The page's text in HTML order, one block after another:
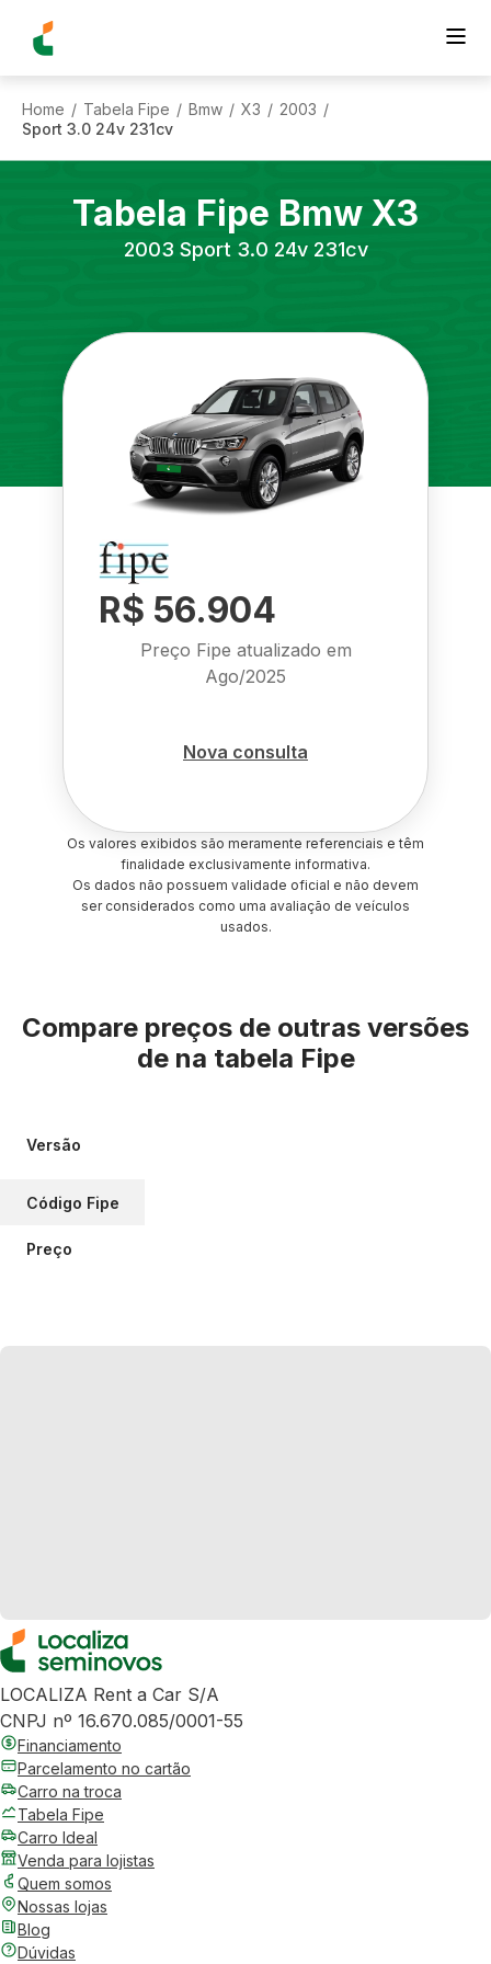
Home / Tabela Fipe / Bmw / X3 / 2003 /
Sport 3.0 24v 231cv
Tabela Fipe Bmw X3
2003 Sport 3.0 24v 231cv
R$ 56.904
Preço Fipe atualizado em
Ago/2025
Nova consulta
Os valores exibidos são meramente referenciais e têm
finalidade exclusivamente informativa.
Os dados não possuem validade oficial e não devem
ser considerados como uma avaliação de veículos
usados.
Compare preços de outras versões
de na tabela Fipe
Versão
Código Fipe
Preço
LOCALIZA Rent a Car S/A
CNPJ nº 16.670.085/0001-55
Financiamento
Parcelamento no cartão
Carro na troca
Tabela Fipe
Carro Ideal
Venda para lojistas
Quem somos
Nossas lojas
Blog
Dúvidas